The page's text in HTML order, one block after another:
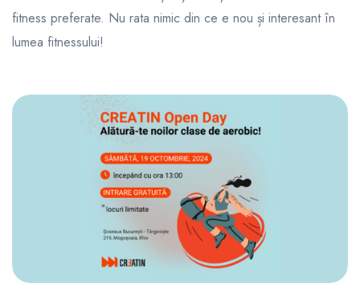
fitness preferate. Nu rata nimic din ce e nou și interesant în
lumea fitnessului!